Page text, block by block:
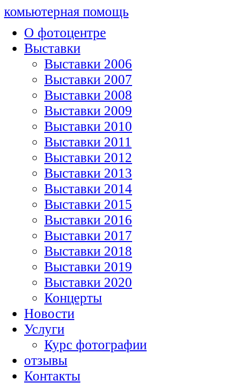
комьютерная помощь
О фотоцентре
Выставки
Выставки 2006
Выставки 2007
Выставки 2008
Выставки 2009
Выставки 2010
Выставки 2011
Выставки 2012
Выставки 2013
Выставки 2014
Выставки 2015
Выставки 2016
Выставки 2017
Выставки 2018
Выставки 2019
Выставки 2020
Концерты
Новости
Услуги
Курс фотографии
отзывы
Контакты